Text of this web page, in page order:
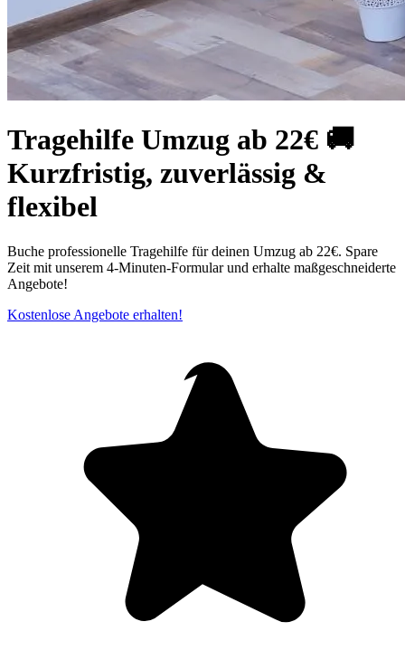
Tragehilfe Umzug ab 22€ 🚚
Kurzfristig, zuverlässig &
flexibel
Buche professionelle Tragehilfe für deinen Umzug ab 22€. Spare
Zeit mit unserem 4-Minuten-Formular und erhalte maßgeschneiderte
Angebote!
Kostenlose Angebote erhalten!